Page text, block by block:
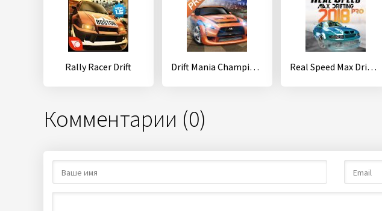
Rally Racer Drift Drift Mania Championship 2 Real Speed Max Drifting Pro
Комментарии (0)